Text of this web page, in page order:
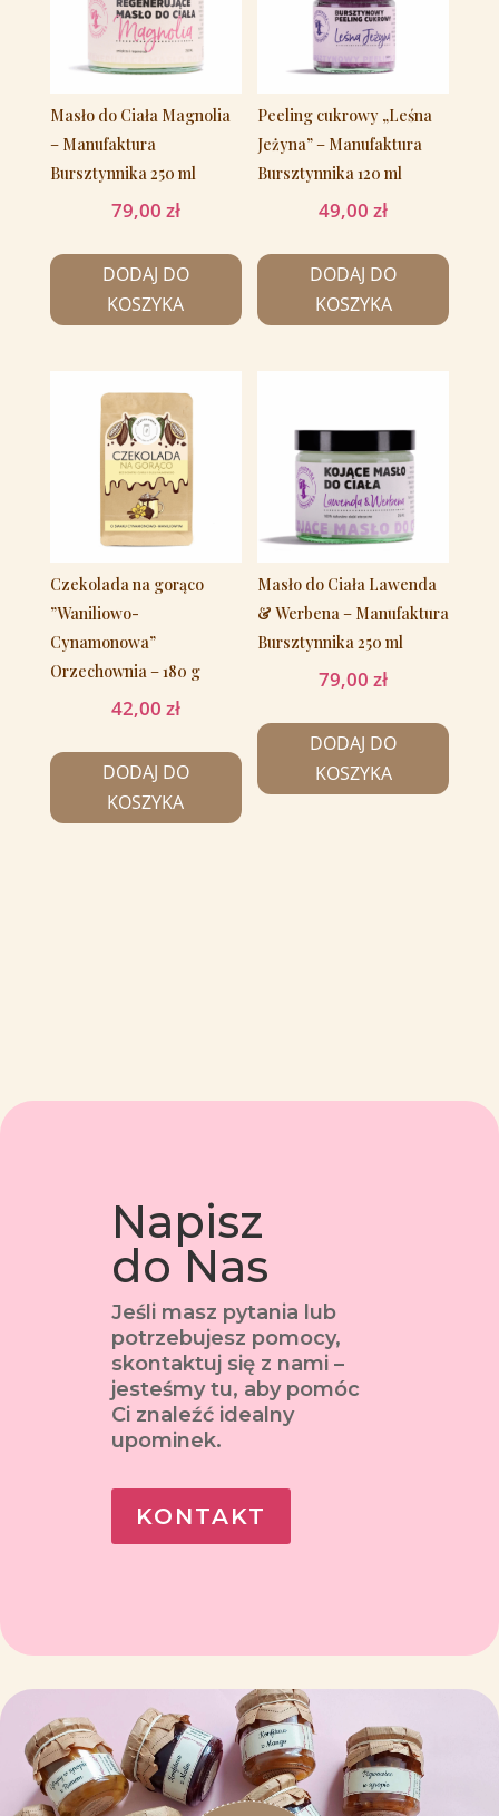
Masło do Ciała Magnolia
– Manufaktura
Bursztynnika 250 ml
79,00 zł
DODAJ DO
KOSZYKA
Peeling cukrowy „Leśna
Jeżyna” – Manufaktura
Bursztynnika 120 ml
49,00zł
DODAJ DO
KOSZYKA
Czekolada na gorąco
”Waniliowo-
Cynamonowa”
Orzechownia – 180 g
42,00 zł
DODAJ DO
KOSZYKA
Masło do Ciała Lawenda
& Werbena – Manufaktura
Bursztynnika 250 ml
79,00zł
DODAJ DO
KOSZYKA
Napisz
do Nas
Jeśli masz pytania lub
potrzebujesz pomocy,
skontaktuj się z nami –
jesteśmy tu, aby pomóc
Ci znaleźć idealny
upominek.
KONTAKT